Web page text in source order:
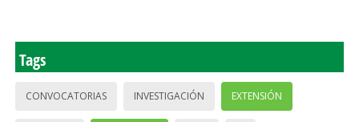
Tags
CONVOCATORIAS INVESTIGACIÓN EXTENSIÓN